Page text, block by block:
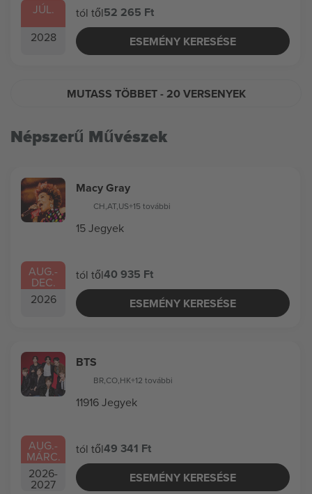
JÚL.
2028
tól től52 265 Ft
ESEMÉNY KERESÉSE
MUTASS TÖBBET- 20 VERSENYEK
Népszerű Művészek
AUG.-
DEC.
2026
Macy Gray
CH,AT,US+15 további
15 Jegyek
tól től40 935 Ft
ESEMÉNY KERESÉSE
AUG.-
MÁRC.
2026-
2027
BTS
BR,CO,HK+12 további
11916 Jegyek
tól től49 341 Ft
ESEMÉNY KERESÉSE